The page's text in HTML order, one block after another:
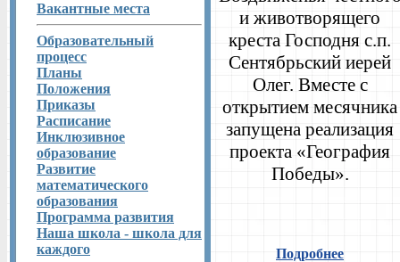
Вакантные места
Образовательный
процесс
Планы
Положения
Приказы
Расписание
Инклюзивное
образование
Развитие
математического
образования
Программа развития
Наша школа - школа для
каждого
и животворящего
креста Господня с.п.
Сентябрьский иерей
Олег. Вместе с
открытием месячника
запущена реализация
проекта «География
Победы».
Подробнее